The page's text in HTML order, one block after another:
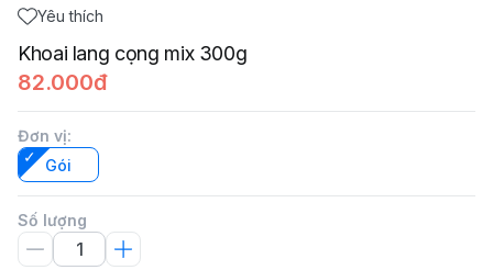
Yêu thích
Khoai lang cọng mix 300g
82.000đ
Đơn vị:
Gói
Số lượng